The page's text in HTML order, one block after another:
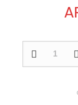
CORTADORA
DE